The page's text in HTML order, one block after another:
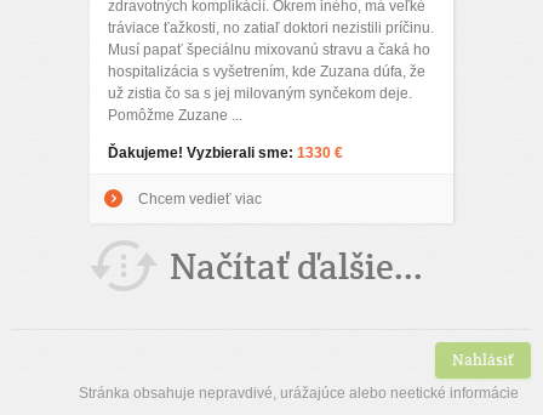
zdravotných komplikácií. Okrem iného, má veľké
tráviace ťažkosti, no zatiaľ doktori nezistili príčinu.
Musí papať špeciálnu mixovanú stravu a čaká ho
hospitalizácia s vyšetrením, kde Zuzana dúfa, že
už zistia čo sa s jej milovaným synčekom deje.
Pomôžme Zuzane ...
Ďakujeme! Vyzbierali sme: 1330 €
Chcem vedieť viac
Načítať ďalšie...
Nahlásiť
Stránka obsahuje nepravdivé, urážajúce alebo neetické informácie